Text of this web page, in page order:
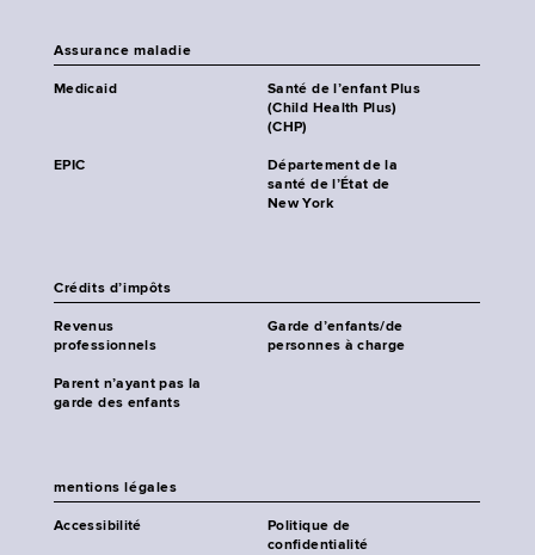
Assurance maladie
Medicaid
Santé de l’enfant Plus
(Child Health Plus)
(CHP)
EPIC
Département de la
santé de l’État de
New York
Crédits d’impôts
Revenus
professionnels
Garde d’enfants/de
personnes à charge
Parent n’ayant pas la
garde des enfants
mentions légales
Accessibilité
Politique de
confidentialité